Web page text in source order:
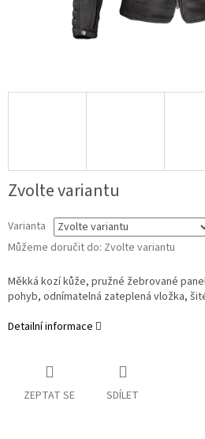
Zvolte variantu
Varianta
Můžeme doručit do: Zvolte variantu
Měkká kozí kůže, pružné žebrované
pohyb, odnímatelná zateplená vložka,
Detailní informace
ZEPTAT SE SDÍLET